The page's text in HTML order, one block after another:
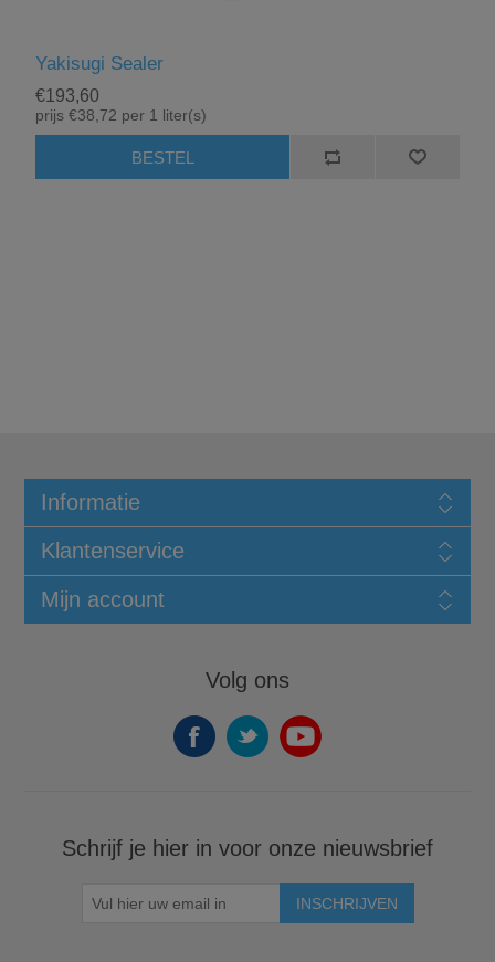
Yakisugi Sealer
€193,60
prijs €38,72 per 1 liter(s)
Informatie
Klantenservice
Mijn account
Volg ons
Schrijf je hier in voor onze nieuwsbrief